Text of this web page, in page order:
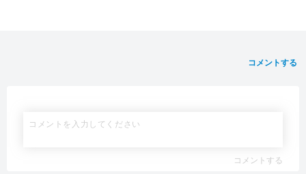
コメントする
コメントする